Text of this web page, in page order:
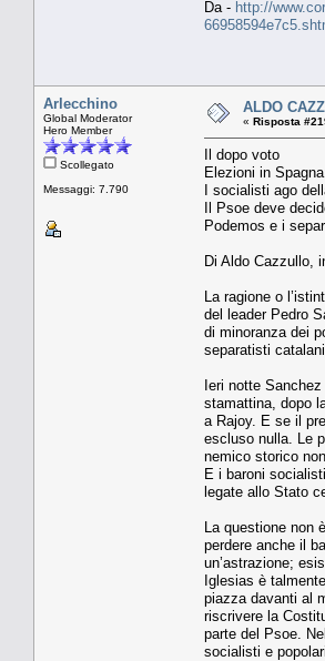
Da - http://
Arlecchino
Global Moderator
Hero Member
Scollegato
Messaggi: 7.790
ALDO
« Risposta
Il dopo voto
Elezioni in
I socialisti ago
Il Psoe deve
Podemos e i
Di Aldo Cazzullo,
La ragione o
del leader Pedro
di minoranza dei
separatisti
Ieri notte
stamattina, dopo
a Rajoy. E se il
escluso nulla. Le
nemico storico
E i baroni
legate allo Stato
La questione non
perdere anche il
un’astrazione;
Iglesias è
piazza davanti al
riscrivere la
parte del Psoe.
socialisti e popolari.